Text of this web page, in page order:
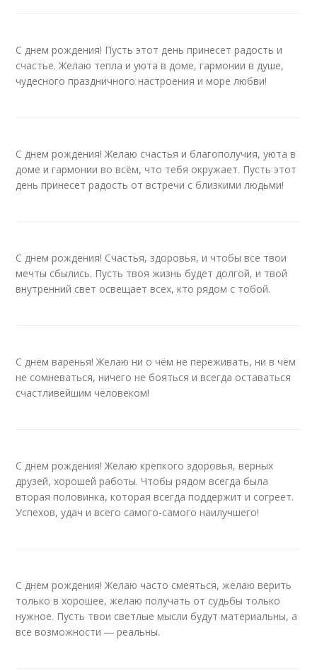
С днем рождения! Пусть этот день принесет радость и
счастье. Желаю тепла и уюта в доме, гармонии в душе,
чудесного праздничного настроения и море любви!
С днем рождения! Желаю счастья и благополучия, уюта в
доме и гармонии во всём, что тебя окружает. Пусть этот
день принесет радость от встречи с близкими людьми!
С днем рождения! Счастья, здоровья, и чтобы все твои
мечты сбылись. Пусть твоя жизнь будет долгой, и твой
внутренний свет освещает всех, кто рядом с тобой.
С днём варенья! Желаю ни о чём не переживать, ни в чём
не сомневаться, ничего не бояться и всегда оставаться
счастливейшим человеком!
С днем рождения! Желаю крепкого здоровья, верных
друзей, хорошей работы. Чтобы рядом всегда была
вторая половинка, которая всегда поддержит и согреет.
Успехов, удач и всего самого-самого наилучшего!
С днем рождения! Желаю часто смеяться, желаю верить
только в хорошее, желаю получать от судьбы только
нужное. Пусть твои светлые мысли будут материальны, а
все возможности ― реальны.